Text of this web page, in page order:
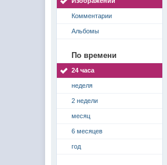
Комментарии
Альбомы
По времени
24 часа
неделя
2 недели
месяц
6 месяцев
год